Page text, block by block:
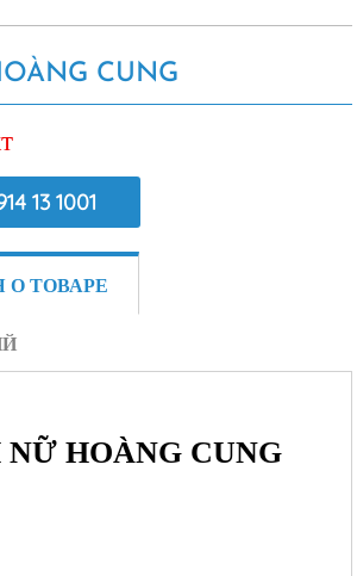
CUNG
13 1001
ТОВАРЕ
HOÀNG CUNG